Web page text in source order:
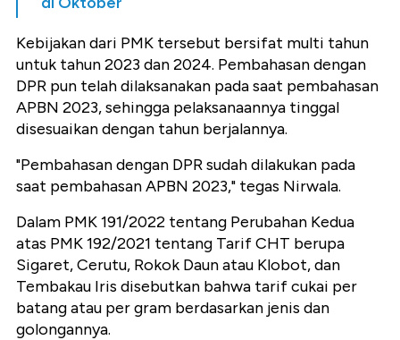
Kebijakan dari PMK tersebut bersifat multi tahun
untuk tahun 2023 dan 2024. Pembahasan dengan
DPR pun telah dilaksanakan pada saat pembahasan
APBN 2023, sehingga pelaksanaannya tinggal
disesuaikan dengan tahun berjalannya.
"Pembahasan dengan DPR sudah dilakukan pada
saat pembahasan APBN 2023," tegas Nirwala.
Dalam PMK 191/2022 tentang Perubahan Kedua
atas PMK 192/2021 tentang Tarif CHT berupa
Sigaret, Cerutu, Rokok Daun atau Klobot, dan
Tembakau Iris disebutkan bahwa tarif cukai per
batang atau per gram berdasarkan jenis dan
golongannya.